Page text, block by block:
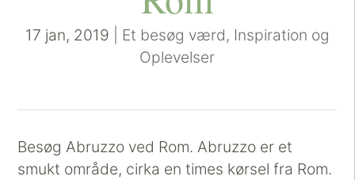
17 jan, 2019 Et besøg værd, Inspiration og
Oplevelser
Besøg Abruzzo ved Rom. Abruzzo er et
smukt område, cirka en times kørsel fra Rom.